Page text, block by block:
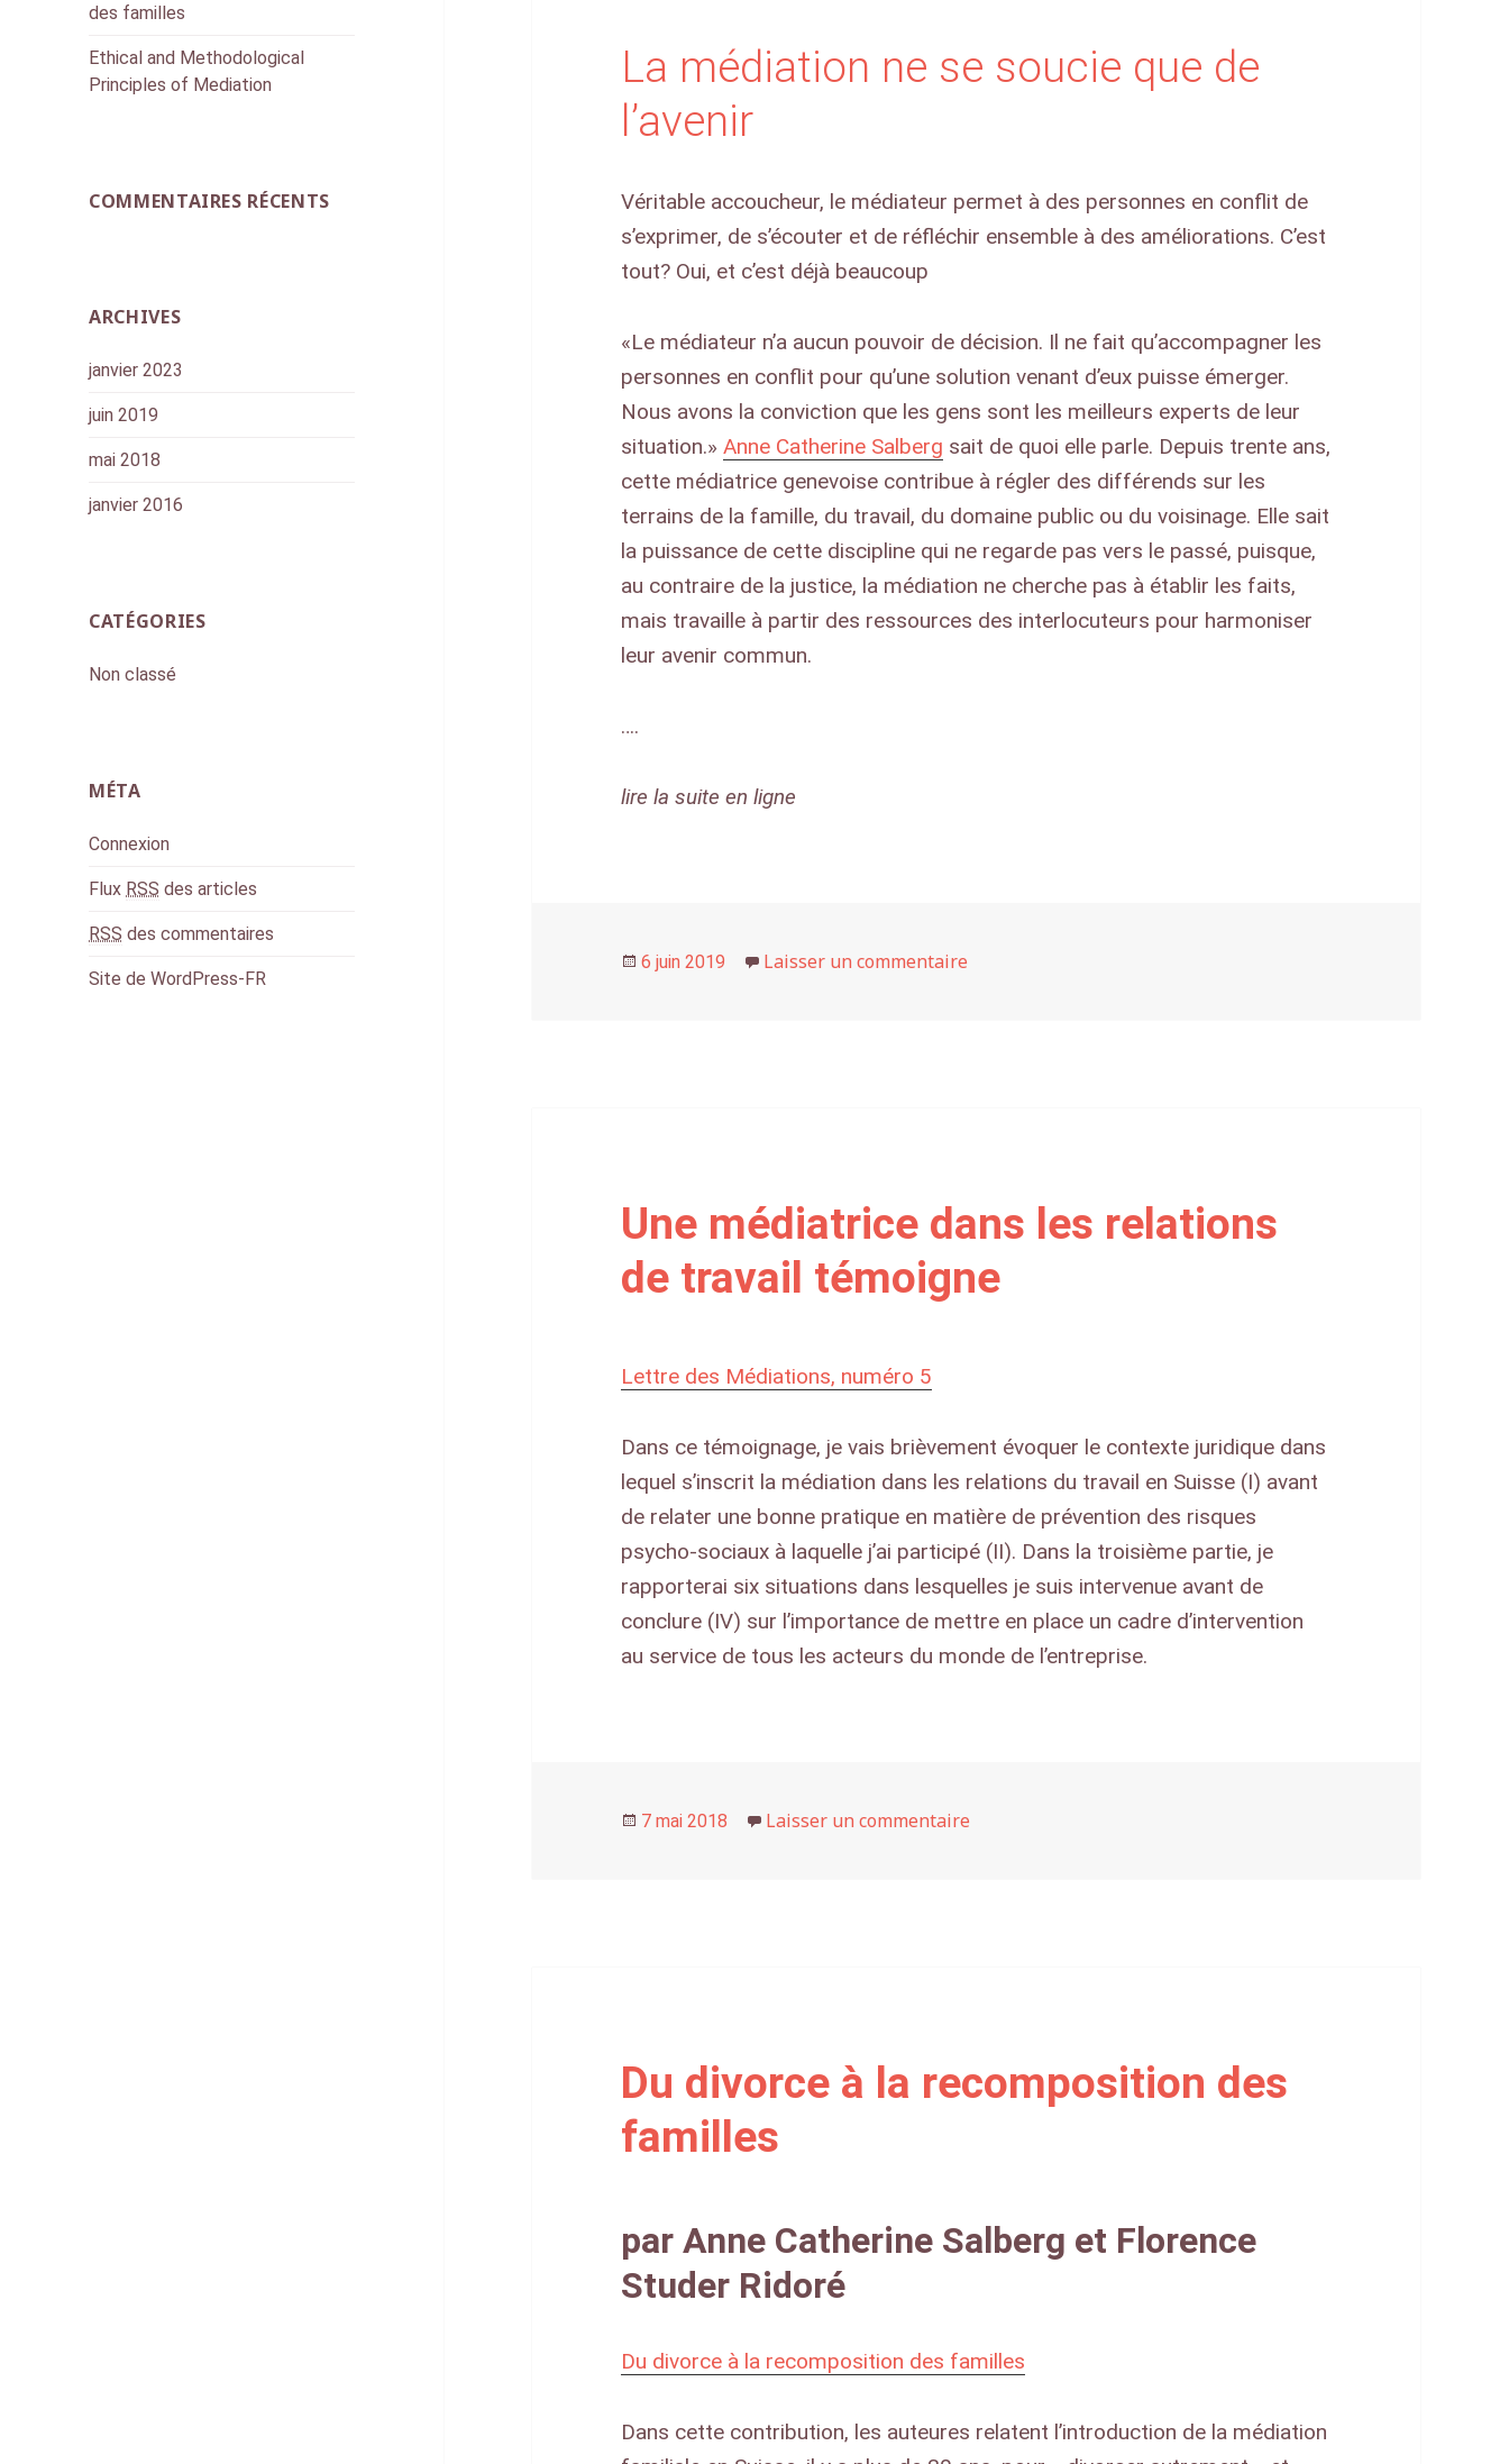
des familles
Ethical and Methodological
Principles of Mediation
COMMENTAIRES RÉCENTS
ARCHIVES
janvier 2023
juin 2019
mai 2018
janvier 2016
CATÉGORIES
Non classé
MÉTA
Connexion
Flux RSS des articles
RSS des commentaires
Site de WordPress-FR
La médiation ne se soucie que de
l’avenir
Véritable accoucheur, le médiateur permet à des personnes en conflit de
s’exprimer, de s’écouter et de réfléchir ensemble à des améliorations. C’est
tout? Oui, et c’est déjà beaucoup
«Le médiateur n’a aucun pouvoir de décision. Il ne fait qu’accompagner les
personnes en conflit pour qu’une solution venant d’eux puisse émerger.
Nous avons la conviction que les gens sont les meilleurs experts de leur
situation.»Anne Catherine Salberg sait de quoi elle parle. Depuis trente ans,
cette médiatrice genevoise contribue à régler des différends sur les
terrains de la famille, du travail, du domaine public ou du voisinage. Elle sait
la puissance de cette discipline qui ne regarde pas vers le passé, puisque,
au contraire de la justice, la médiation ne cherche pas à établir les faits,
mais travaille à partir des ressources des interlocuteurs pour harmoniser
leur avenir commun.
….
lire la suite en ligne
Publié
6 juin 2019 Laisser un commentaire
Une médiatrice dans les relations
de travail témoigne
Lettre des Médiations, numéro 5
Dans ce témoignage, je vais brièvement évoquer le contexte juridique dans
lequel s’inscrit la médiation dans les relations du travail en Suisse (I) avant
de relater une bonne pratique en matière de prévention des risques
psycho-sociaux à laquelle j’ai participé (II). Dans la troisième partie, je
rapporterai six situations dans lesquelles je suis intervenue avant de
conclure (IV) sur l’importance de mettre en place un cadre d’intervention
au service de tous les acteurs du monde de l’entreprise.
Publié
7 mai 2018 Laisser un commentaire
Du divorce à la recomposition des
familles
par Anne Catherine Salberg et Florence
Studer Ridoré
Du divorce à la recomposition des familles
Dans cette contribution, les auteures relatent l’introduction de la médiation